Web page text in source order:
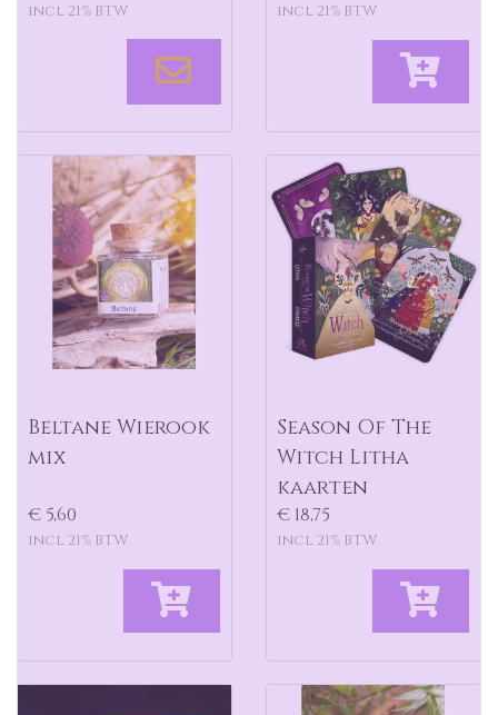
incl 21% BTW incl 21% BTW
Beltane Wierook
mix
€ 5,60
incl 21% BTW
Season Of The
Witch Litha
kaarten
€ 18,75
incl 21% BTW